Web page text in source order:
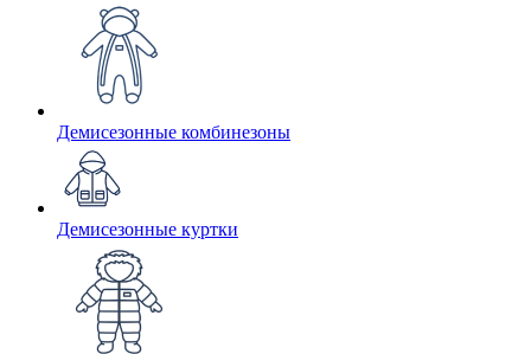
Демисезонные комбинезоны
Демисезонные куртки